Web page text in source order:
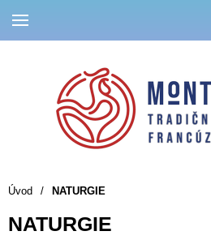
Úvod / NATURGIE
NATURGIE